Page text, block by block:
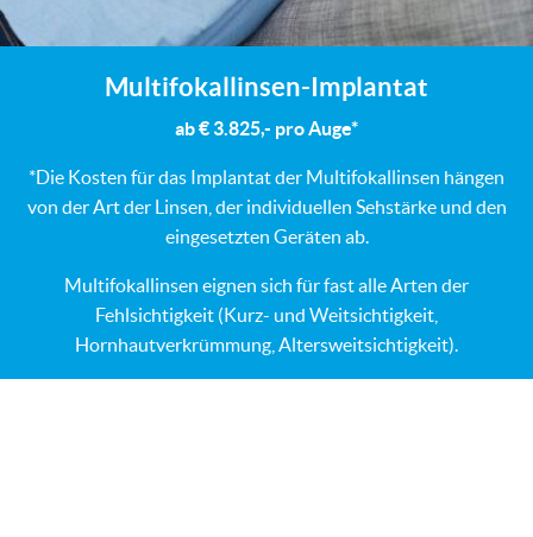
Multifokallinsen-Implantat
ab € 3.825,- pro Auge*
*Die Kosten für das Implantat der Multifokallinsen hängen
von der Art der Linsen, der individuellen Sehstärke und den
eingesetzten Geräten ab.
Multifokallinsen eignen sich für fast alle Arten der
Fehlsichtigkeit (Kurz- und Weitsichtigkeit,
Hornhautverkrümmung, Altersweitsichtigkeit).